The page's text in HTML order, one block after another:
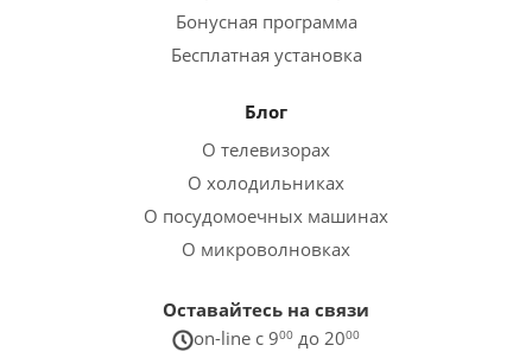
Бонусная программа
Бесплатная установка
Блог
О телевизорах
О холодильниках
О посудомоечных машинах
О микроволновках
Оставайтесь на связи
on-line c 900 до 2000